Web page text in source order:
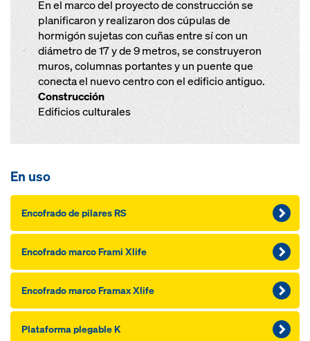
En el marco del proyecto de construcción se
planificaron y realizaron dos cúpulas de
hormigón sujetas con cuñas entre sí con un
diámetro de 17 y de 9 metros, se construyeron
muros, columnas portantes y un puente que
conecta el nuevo centro con el edificio antiguo.
Construcción
Edificios culturales
En uso
Encofrado de pilares RS
Encofrado marco Frami Xlife
Encofrado marco Framax Xlife
Plataforma plegable K